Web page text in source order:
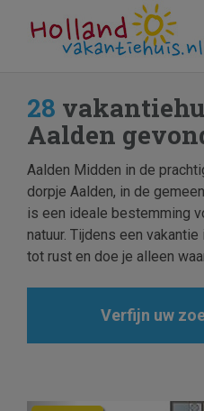
28
Aalden
Aalden Midden in de
dorpje Aalden, in de
is een ideale bestemming
natuur. Tijdens een
tot rust en doe je alleen
Verfijn uw